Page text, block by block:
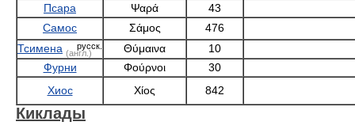
Псара
Ψαρά
43
Самос
Σάμος
476
Тсимена (англ.)
русск. Θύμαινα
10
Фурни
Φούρνοι
30
Хиос
Χίος 842
Киклады